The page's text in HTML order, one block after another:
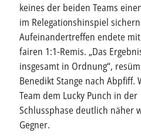
keines der beiden Teams
im Relegationshinspiel
Aufeinandertreffen endete
fairen 1:1-Remis. „Das
insgesamt in Ordnung“,
Benedikt Stange nach Abpfiff.
Team dem Lucky Punch in der
Schlussphase deutlich näher
Gegner.